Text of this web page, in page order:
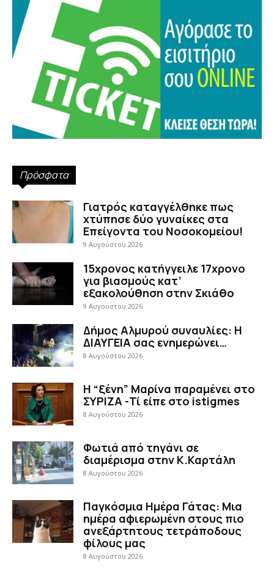
Πρόσφατα
Γιατρός καταγγέλθηκε πως
χτύπησε δύο γυναίκες στα
Επείγοντα του Νοσοκομείου!
9 Αυγούστου 2026
15χρονος κατήγγειλε 17χρονο
για βιασμούς κατ’
εξακολούθηση στην Σκιάθο
9 Αυγούστου 2026
Δήμος Αλμυρού συναυλίες: Η
ΔΙΑΥΓΕΙΑ σας ενημερώνει…
8 Αυγούστου 2026
Η “ξένη” Μαρίνα παραμένει στο
ΣΥΡΙΖΑ -Τί είπε στο istigmes
8 Αυγούστου 2026
Φωτιά από τηγάνι σε
διαμέρισμα στην Κ.Καρτάλη
8 Αυγούστου 2026
Παγκόσμια Ημέρα Γάτας: Μια
ημέρα αφιερωμένη στους πιο
ανεξάρτητους τετράποδους
φίλους μας
8 Αυγούστου 2026